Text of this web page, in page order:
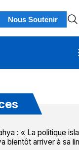
Nous Soutenir
: « La politique
bientôt arriver à sa